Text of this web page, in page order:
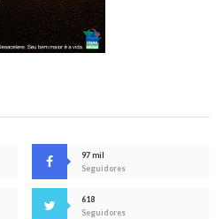
97 mil
Seguidores
618
Seguidores